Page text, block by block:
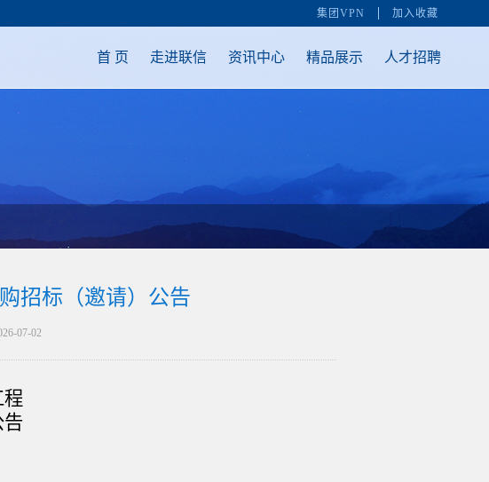
集团VPN 加入收藏
首 页 走进联信 资讯中心 精品展示 人才招聘
招标（邀请）公告
07-02